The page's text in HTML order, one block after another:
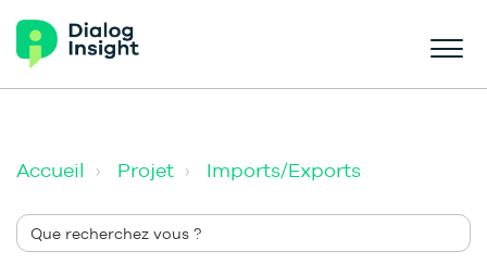
Accueil Projet Imports/Exports